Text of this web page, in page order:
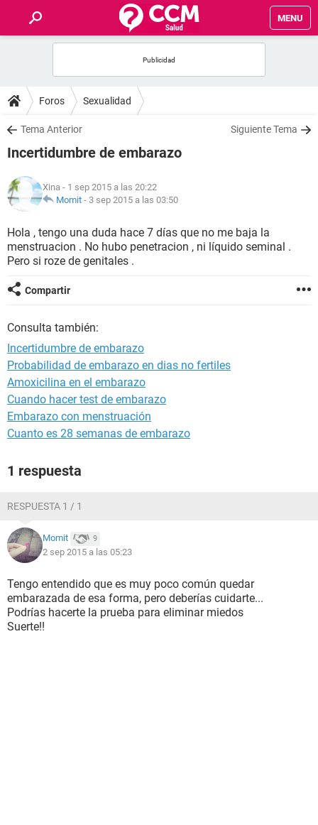
MENU
FOROS
SALUD
NUTRICIÓN
BIENESTAR
Foros Sexualidad
Tema Anterior Siguiente Tema
Incertidumbre de embarazo
Xina - 1 sep 2015 a las 20:22
Momit - 3 sep 2015 a las 03:50
Hola , tengo una duda hace 7 días que no me baja la
menstruacion . No hubo penetracion , ni líquido seminal .
Pero si roze de genitales .
Compartir
Consulta también:
Incertidumbre de embarazo
Probabilidad de embarazo en dias no fertiles
Amoxicilina en el embarazo
Cuando hacer test de embarazo
Embarazo con menstruación
Cuanto es 28 semanas de embarazo
1 respuesta
RESPUESTA 1 / 1
Momit 9
2 sep 2015 a las 05:23
Tengo entendido que es muy poco común quedar
embarazada de esa forma, pero deberías cuidarte...
Podrías hacerte la prueba para eliminar miedos
Suerte!!